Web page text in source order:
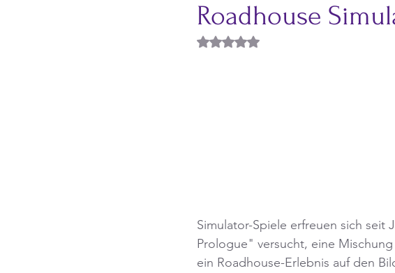
Roadhouse
Mit NaN von 5 Sternen bewertet.
Simulator-Spiele erfreuen sich
Prologue" versucht, eine
ein Roadhouse-Erlebnis auf den